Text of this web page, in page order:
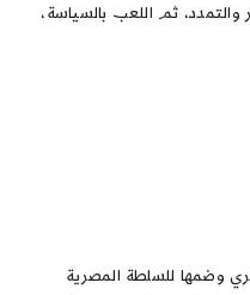
ثم اللعب بالسياسة،
وضمها للسلطة المصرية